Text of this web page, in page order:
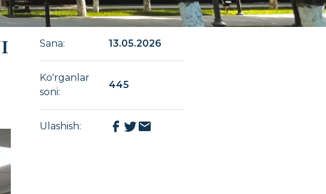
Sana: 13.05.2026
Ko'rganlar
soni:
445
Ulashish: